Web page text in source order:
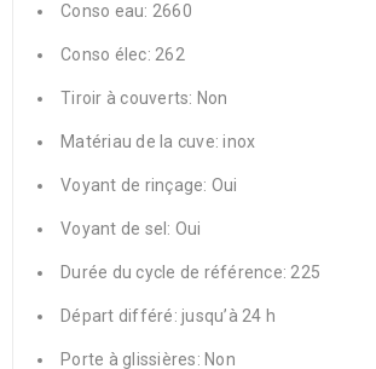
Conso eau: 2660
Conso élec: 262
Tiroir à couverts: Non
Matériau de la cuve: inox
Voyant de rinçage: Oui
Voyant de sel : Oui
Durée du cycle de référence: 225
Départ différé: jusqu’à 24 h
Porte à glissières: Non